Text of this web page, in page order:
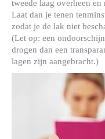
tweede laag overheen
Laat dan je tenen
zodat je de lak niet
(Let op: een
drogen dan een
lagen zijn aangebracht.)